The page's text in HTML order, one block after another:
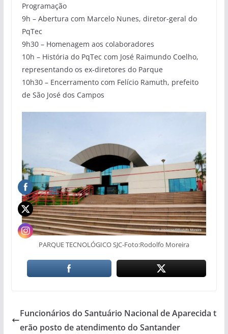
Programação
9h – Abertura com Marcelo Nunes, diretor-geral do
PqTec
9h30 – Homenagem aos colaboradores
10h – História do PqTec com José Raimundo Coelho,
representando os ex-diretores do Parque
10h30 – Encerramento com Felício Ramuth, prefeito
de São José dos Campos
PARQUE TECNOLÓGICO SJC-Foto:Rodolfo Moreira
Funcionários do Santuário Nacional de Aparecida t
erão posto de atendimento do Santander